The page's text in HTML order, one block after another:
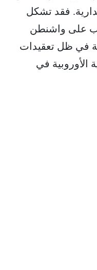
فقد تشكل
على واشنطن
في ظل تعقيدات
الأوروبية في